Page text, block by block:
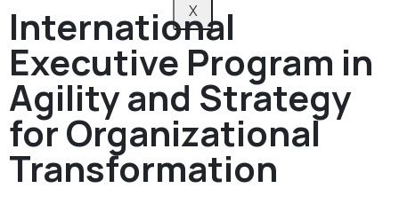
X
International
Executive Program in
Agility and Strategy
for Organizational
Transformation